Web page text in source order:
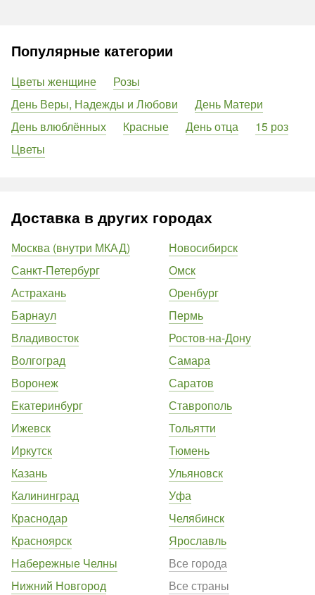
Популярные категории
Цветы женщине
Розы
День Веры, Надежды и Любови
День Матери
День влюблённых
Красные День отца
15 роз
Цветы
Доставка в других городах
Москва (внутри МКАД)
Санкт-Петербург
Астрахань
Барнаул
Владивосток
Волгоград
Воронеж
Екатеринбург
Ижевск
Иркутск
Казань
Калининград
Краснодар
Красноярск
Набережные Челны
Нижний Новгород
Новосибирск
Омск
Оренбург
Пермь
Ростов-на-Дону
Самара
Саратов
Ставрополь
Тольятти
Тюмень
Ульяновск
Уфа
Челябинск
Ярославль
Все города
Все страны